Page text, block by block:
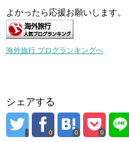
よかったら応援お願いします。
海外旅行 ブログランキングへ
シェアする
0 0 0